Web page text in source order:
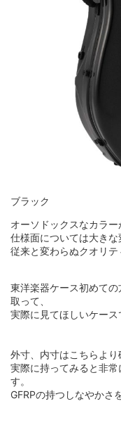
ブラック
オーソドックスなカラー
仕様面については大きな
従来と変わらぬクオリテ
東洋楽器ケース初めて
取って、
実際に見てほしいケース
外寸、内寸はこちら より
実際に持ってみると非
す。
GFRPの持つしなやかさ